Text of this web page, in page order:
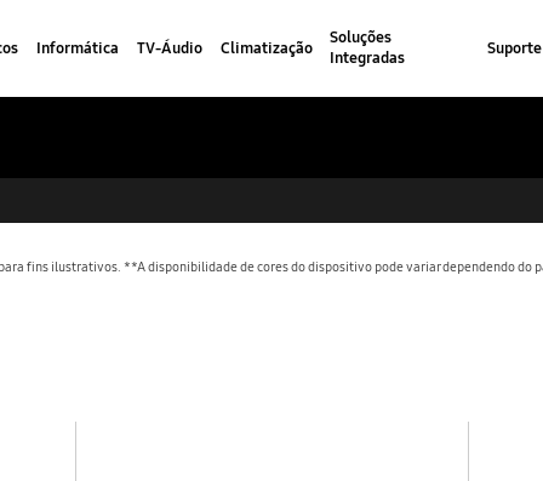
Informática TV-Áudio Climatização
Soluções
Integradas
Suporte
fins ilustrativos. **A disponibilidade de cores do dispositivo pode variar dependendo do